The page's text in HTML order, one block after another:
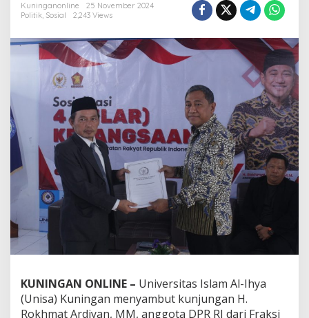
Kuninganonline
25 November 2024
Politik, Sosial 2,243 Views
KUNINGAN ONLINE – Universitas Islam Al-Ihya
(Unisa) Kuningan menyambut kunjungan H.
Rokhmat Ardiyan, MM, anggota DPR RI dari Fraksi